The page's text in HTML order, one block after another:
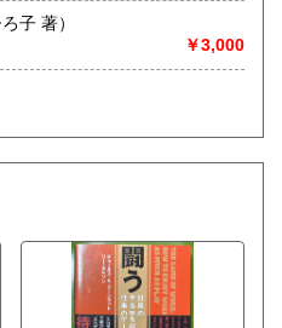
19:00
りいたします。
籍など、ご相談ください。誠
ださい。
（桜井ひろ子 著）
￥3,000